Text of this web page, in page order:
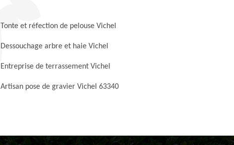
Tonte et réfection de pelouse Vichel
Dessouchage arbre et haie Vichel
Entreprise de terrassement Vichel
Artisan pose de gravier Vichel 63340